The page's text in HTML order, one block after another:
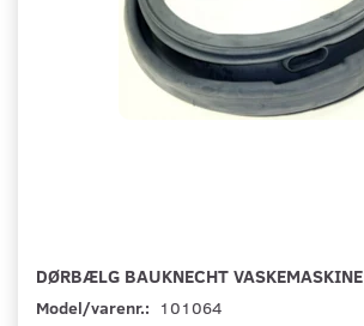
DØRBÆLG BAUKNECHT VASKEMASKINE
Model/varenr.: 101064